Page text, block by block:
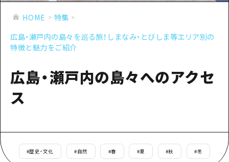
ショッピング
スポーツ
世界遺産
歴史・文化
安芸
備後
備北
山口県東部
弾丸
備後
備北
宮島周辺
島根県
お役立ち情報
お役立ち情報一覧
二次交通まとめ
手荷物預かり・配送サービス
HOME
事業者・学校関係者の皆さま
HOME
特集
広島・瀬戸内の島々を巡る旅！しまなみ・とびしま等エリア別の
特徴と魅力をご紹介
広島・瀬戸内の島々へのアクセ
ス
#歴史・文化 #自然 #春 #夏 #秋 #冬